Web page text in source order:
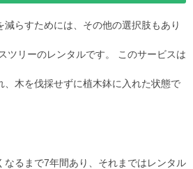
減らすためには、その他の選択肢もあり
ツリーのレンタルです。 このサービスは
、木を伐採せずに植木鉢に入れた状態で
なるまで7年間あり、それまではレンタル